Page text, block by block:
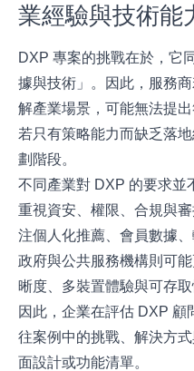
業經驗與技術能
DXP 專案的挑戰在於，它
據與技術」。因此，服務
解產業場景，可能無法提
若只有策略能力而缺乏落
劃階段。
不同產業對 DXP 的要求並
重視資安、權限、合規與
注個人化推薦、會員數據
政府與公共服務機構則可
晰度、多裝置體驗與可存取
因此，企業在評估 DXP 顧
往案例中的挑戰、解決方
面設計或功能清單。